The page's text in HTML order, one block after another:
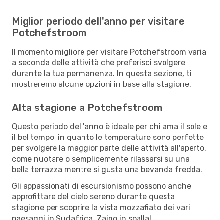
Miglior periodo dell'anno per visitare
Potchefstroom
Il momento migliore per visitare Potchefstroom varia
a seconda delle attività che preferisci svolgere
durante la tua permanenza. In questa sezione, ti
mostreremo alcune opzioni in base alla stagione.
Alta stagione a Potchefstroom
Questo periodo dell'anno è ideale per chi ama il sole e
il bel tempo, in quanto le temperature sono perfette
per svolgere la maggior parte delle attività all'aperto,
come nuotare o semplicemente rilassarsi su una
bella terrazza mentre si gusta una bevanda fredda.
Gli appassionati di escursionismo possono anche
approfittare del cielo sereno durante questa
stagione per scoprire la vista mozzafiato dei vari